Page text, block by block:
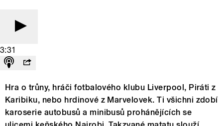
3:31
Hra o trůny, hráči fotbalového klubu Liverpool, Piráti z
Karibiku, nebo hrdinové z Marvelovek. Ti všichni zdobí
karoserie autobusů a minibusů prohánějících se